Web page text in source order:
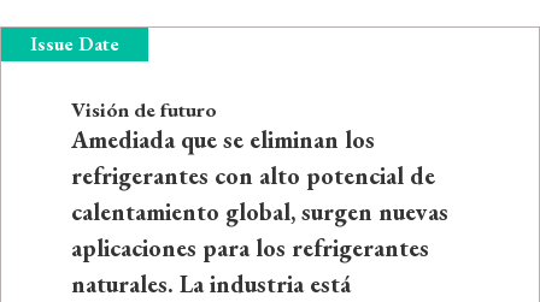
Issue Date
Visión de futuro
Amediada que se eliminan los
refrigerantes con alto potencial de
calentamiento global, surgen nuevas
aplicaciones para los refrigerantes
naturales. La industria está